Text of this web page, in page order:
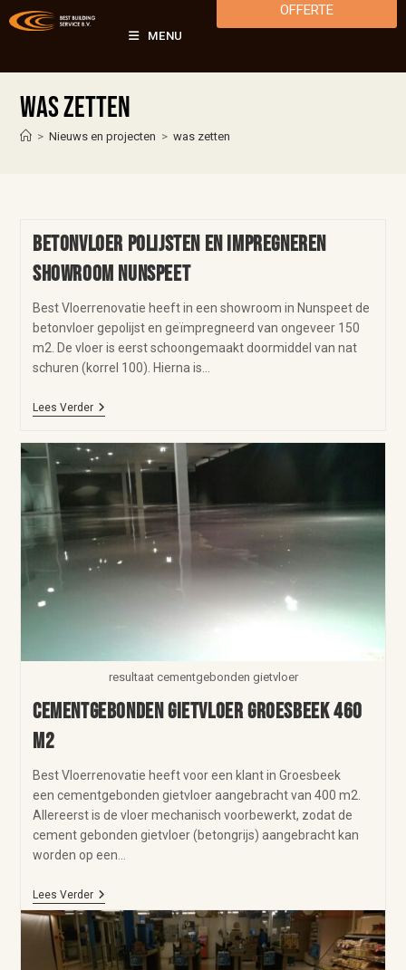
MENU
OFFERTE
was zetten
> Nieuws en projecten > was zetten
Betonvloer polijsten en impregneren
showroom Nunspeet
Best Vloerrenovatie heeft in een showroom in Nunspeet de
betonvloer gepolijst en geïmpregneerd van ongeveer 150
m2. De vloer is eerst schoongemaakt doormiddel van nat
schuren (korrel 100). Hierna is…
Lees Verder
resultaat cementgebonden gietvloer
Cementgebonden gietvloer Groesbeek 460
m2
Best Vloerrenovatie heeft voor een klant in Groesbeek
een cementgebonden gietvloer aangebracht van 400 m2.
Allereerst is de vloer mechanisch voorbewerkt, zodat de
cement gebonden gietvloer (betongrijs) aangebracht kan
worden op een…
Lees Verder